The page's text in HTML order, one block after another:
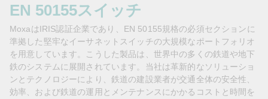
問い合わせ
ートナー・ゾーン
Moxa
EN 50155スイッチ
MoxaはIRIS認証企業であり、EN 50155規格の必須セクションに
準拠した堅牢なイーサネットスイッチの大規模なポートフォリオ
を用意しています。こうした製品は、世界中の多くの鉄道や地下
鉄のシステムに展開されています。当社は革新的なソリューショ
ンとテクノロジーにより、鉄道の建設業者が交通全体の安全性、
効率、および鉄道の運用とメンテナンスにかかるコストと時間を